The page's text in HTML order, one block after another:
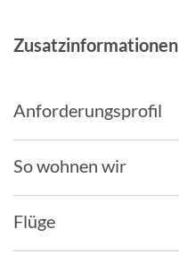
Zusatzinformationen
Anforderungsprofil
So wohnen wir
Flüge